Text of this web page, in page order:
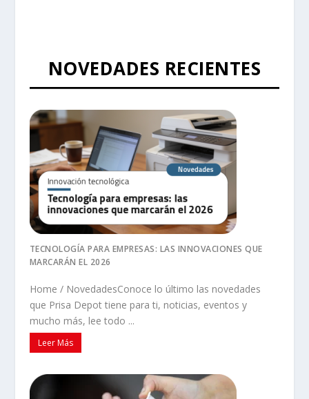
NOVEDADES RECIENTES
TECNOLOGÍA PARA EMPRESAS: LAS INNOVACIONES QUE
MARCARÁN EL 2026
Home / NovedadesConoce lo último las novedades
que Prisa Depot tiene para ti, noticias, eventos y
mucho más, lee todo ...
Leer Más